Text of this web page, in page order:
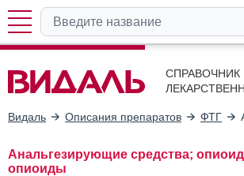
СПРАВОЧНИК
Видаль Описания препаратов ФТГ
Анальгезирующие средства;
опиоиды